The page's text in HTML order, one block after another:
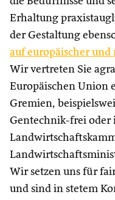
Erhaltung
der Gestaltung
auf europäischer
Wir vertreten Sie
Europäischen Union
Gremien,
Gentechnik-frei oder
Wir setzen uns für
und sind in stetem